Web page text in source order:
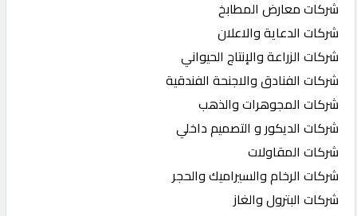
شركات معارض المطابخ
شركات الدعاية والاعلان
شركات الزراعة والإنتاج الحيواني
شركات الفنادق والاجنحة الفندقية
شركات المجوهرات والذهب
شركات الديكور و التصميم داخلي
شركات المقاولات
شركات الرخام والسيراميك والحجر
شركات البترول والغاز